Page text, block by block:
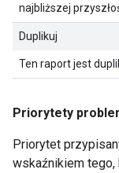
najbliższej
Duplikuj
Ten raport jest
Priorytety
Priorytet
wskaźnikiem